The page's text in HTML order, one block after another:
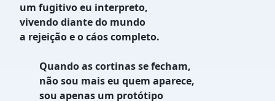
um fugitivo eu interpreto,
vivendo diante do mundo
a rejeição e o cáos completo.
Quando as cortinas se fecham,
não sou mais eu quem aparece,
sou apenas um protótipo